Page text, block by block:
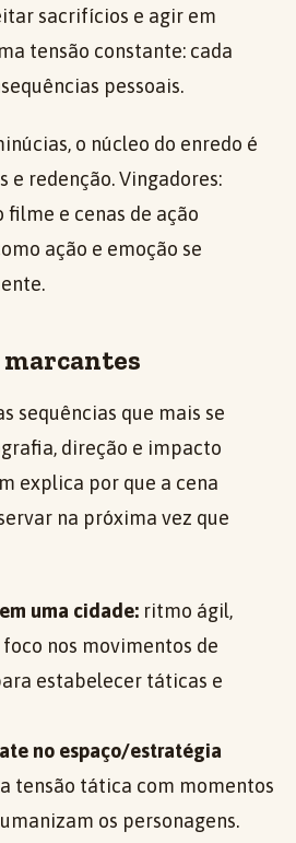
sacrifícios e agir em
tensão constante: cada
pessoais.
o núcleo do enredo é
e redenção. Vingadores:
e cenas de ação
ação e emoção se
marcantes
sequências que mais se
direção e impacto
explica por que a cena
na próxima vez que
uma cidade: ritmo ágil,
nos movimentos de
estabelecer táticas e
no espaço/estratégia
tensão tática com momentos
os personagens.